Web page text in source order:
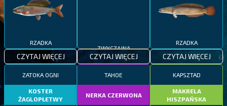
RZADKA
CZYTAJ WIĘCEJ CZYTAJ WIĘCEJ
RZADKA
CZYTAJ WIĘCEJ
ZATOKA OGNI
KOSTER
ŻAGLOPŁETWY
TAHOE
NERKA CZERWONA
KAPSZTAD
MAKRELA
HISZPAŃSKA